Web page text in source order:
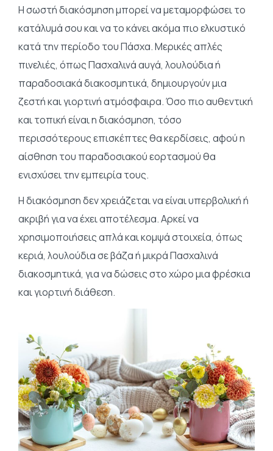
Η σωστή διακόσμηση μπορεί να μεταμορφώσει το
κατάλυμά σου και να το κάνει ακόμα πιο ελκυστικό
κατά την περίοδο του Πάσχα. Μερικές απλές
πινελιές, όπως Πασχαλινά αυγά, λουλούδια ή
παραδοσιακά διακοσμητικά, δημιουργούν μια
ζεστή και γιορτινή ατμόσφαιρα. Όσο πιο αυθεντική
και τοπική είναι η διακόσμηση, τόσο
περισσότερους επισκέπτες θα κερδίσεις, αφού η
αίσθηση του παραδοσιακού εορτασμού θα
ενισχύσει την εμπειρία τους.
Η διακόσμηση δεν χρειάζεται να είναι υπερβολική ή
ακριβή για να έχει αποτέλεσμα. Αρκεί να
χρησιμοποιήσεις απλά και κομψά στοιχεία, όπως
κεριά, λουλούδια σε βάζα ή μικρά Πασχαλινά
διακοσμητικά, για να δώσεις στο χώρο μια φρέσκια
και γιορτινή διάθεση.